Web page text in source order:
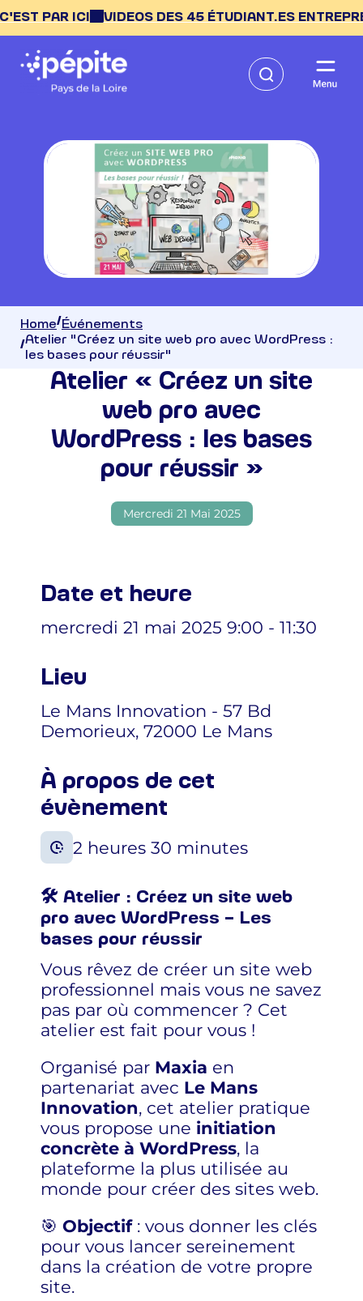
PAR ICI VIDEOS DES 45 ÉTUDIANT.ES
Home Événements
Atelier "Créez un site web pro avec WordPress :
les bases pour réussir"
Atelier « Créez un site
web pro avec
WordPress : les bases
pour réussir »
Mercredi 21 Mai 2025
Date et heure
mercredi 21 mai 2025 9:00 - 11:30
Lieu
Le Mans Innovation - 57 Bd
Demorieux, 72000 Le Mans
À propos de cet
évènement
2 heures 30 minutes
🛠️ Atelier : Créez un site web
pro avec WordPress – Les
bases pour réussir
Vous rêvez de créer un site web
professionnel mais vous ne savez
pas par où commencer ? Cet
atelier est fait pour vous !
Organisé par Maxia en
partenariat avec Le Mans
Innovation, cet atelier pratique
vous propose une initiation
concrète à WordPress, la
plateforme la plus utilisée au
monde pour créer des sites web.
🎯 Objectif: vous donner les clés
pour vous lancer sereinement
dans la création de votre propre
site.